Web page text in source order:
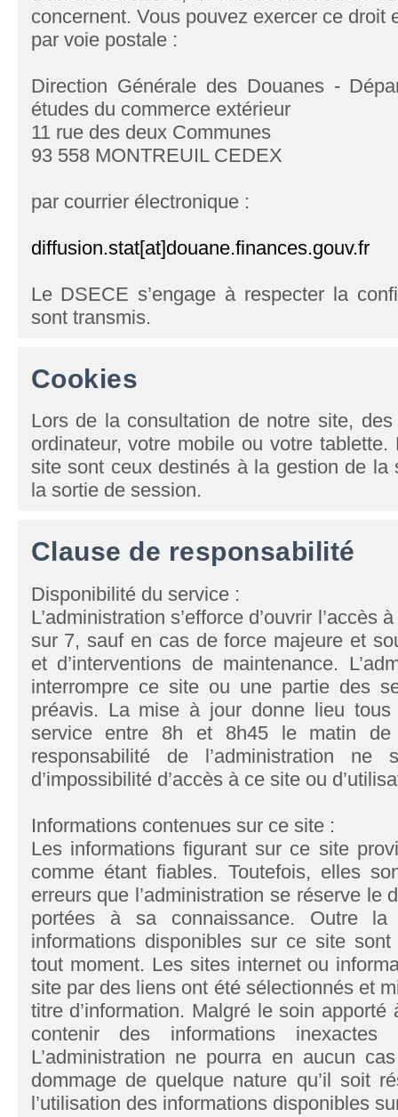
concernent. Vous pouvez exercer ce droit
par voie postale :
Direction Générale des Douanes -
études du commerce extérieur
11 rue des deux Communes
93 558 MONTREUIL CEDEX
par courrier électronique :
diffusion.stat[at]douane.finances.gouv.fr
Le DSECE s’engage à respecter la
sont transmis.
Cookies
Lors de la consultation de notre site,
ordinateur, votre mobile ou votre
site sont ceux destinés à la gestion de la
la sortie de session.
Clause de responsabilité
Disponibilité du service :
L’administration s’efforce d’ouvrir
sur 7, sauf en cas de force majeure et
et d’interventions de maintenance.
interrompre ce site ou une partie des
préavis. La mise à jour donne lieu
service entre 8h et 8h45 le matin
responsabilité de l’administration
d’impossibilité d’accès à ce site ou
Informations contenues sur ce site :
Les informations figurant sur ce site
comme étant fiables. Toutefois, elles
erreurs que l’administration se réserve le
portées à sa connaissance. Outre
informations disponibles sur ce site
tout moment. Les sites internet ou
site par des liens ont été sélectionnés et
titre d’information. Malgré le soin
contenir des informations
L’administration ne pourra en aucun
dommage de quelque nature qu’il soit
l’utilisation des informations disponibles